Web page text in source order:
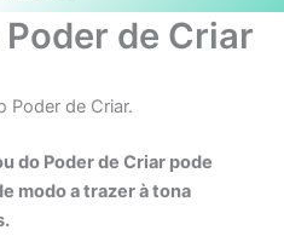
de Criar
Poder de Criar.
do Poder de Criar pode
modo a trazer à tona